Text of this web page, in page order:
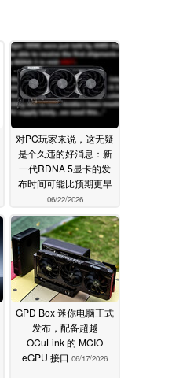
对PC玩家来说，这无疑
是个久违的好消息：新
一代RDNA 5显卡的发
布时间可能比预期更早
06/22/2026
GPD Box 迷你电脑正式
发布，配备超越
OCuLink 的 MCIO
eGPU 接口 06/17/2026